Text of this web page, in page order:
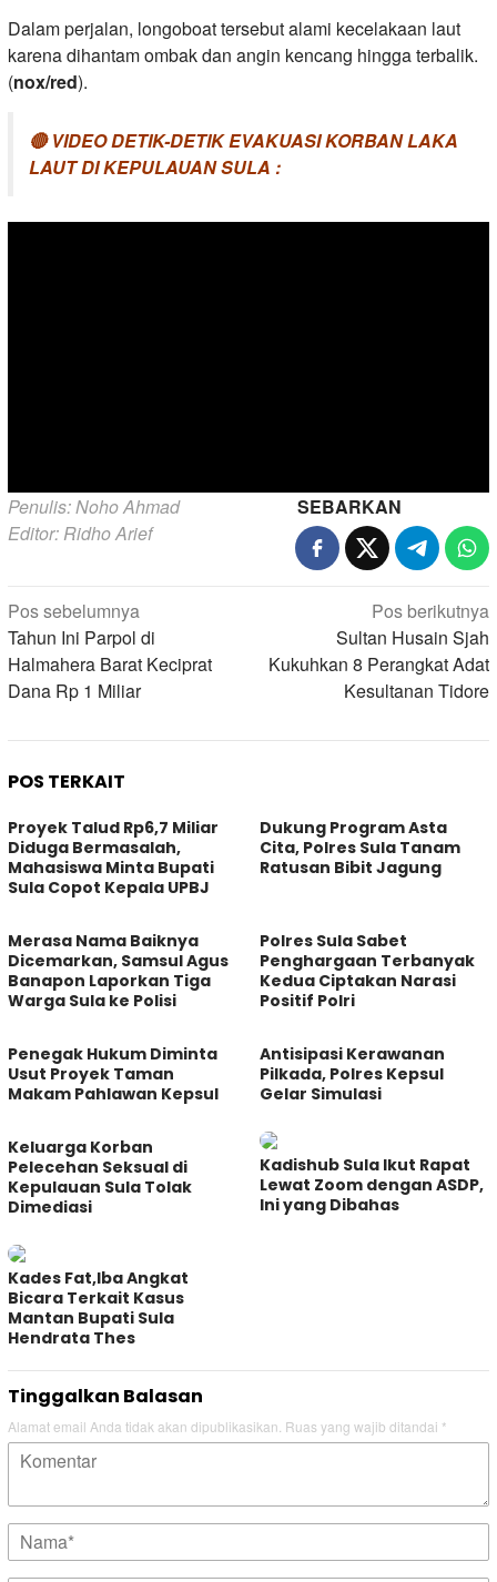
Dalam perjalan, longoboat tersebut alami kecelakaan laut
karena dihantam ombak dan angin kencang hingga terbalik.
(nox/red).
🔴 VIDEO DETIK-DETIK EVAKUASI KORBAN LAKA
LAUT DI KEPULAUAN SULA :
Penulis: Noho Ahmad
Editor: Ridho Arief
SEBARKAN
Navigasi
pos
Pos sebelumnya
Tahun Ini Parpol di
Halmahera Barat Keciprat
Dana Rp 1 Miliar
Pos berikutnya
Sultan Husain Sjah
Kukuhkan 8 Perangkat Adat
Kesultanan Tidore
POS TERKAIT
Proyek Talud Rp6,7 Miliar
Diduga Bermasalah,
Mahasiswa Minta Bupati
Sula Copot Kepala UPBJ
Dukung Program Asta
Cita, Polres Sula Tanam
Ratusan Bibit Jagung
Merasa Nama Baiknya
Dicemarkan, Samsul Agus
Banapon Laporkan Tiga
Warga Sula ke Polisi
Polres Sula Sabet
Penghargaan Terbanyak
Kedua Ciptakan Narasi
Positif Polri
Penegak Hukum Diminta
Usut Proyek Taman
Makam Pahlawan Kepsul
Antisipasi Kerawanan
Pilkada, Polres Kepsul
Gelar Simulasi
Keluarga Korban
Pelecehan Seksual di
Kepulauan Sula Tolak
Dimediasi
Kadishub Sula Ikut Rapat
Lewat Zoom dengan ASDP,
Ini yang Dibahas
Kades Fat,Iba Angkat
Bicara Terkait Kasus
Mantan Bupati Sula
Hendrata Thes
Tinggalkan Balasan
Alamat email Anda tidak akan dipublikasikan. Ruas yang wajib ditandai *